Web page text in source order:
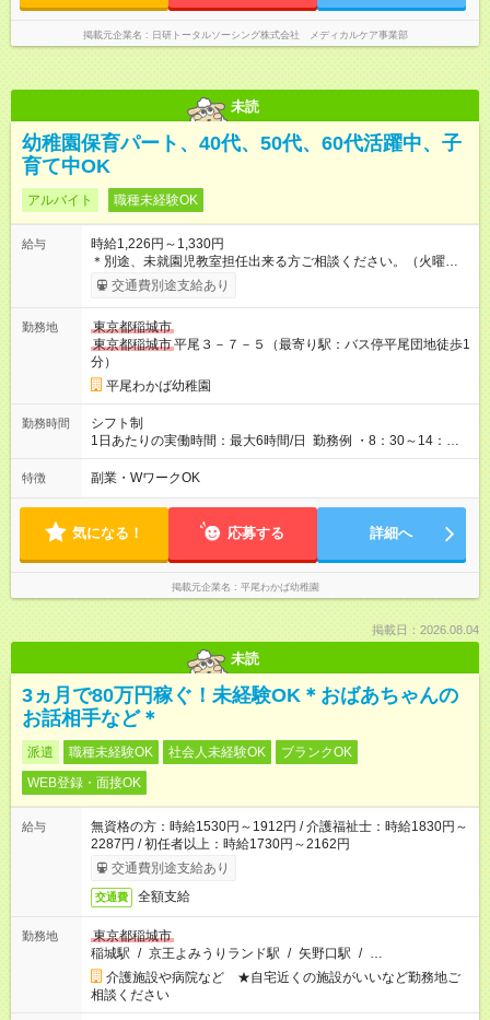
掲載元企業名 日研トータルソーシング株式会社 メディカルケア事業部
未読
幼稚園保育パート、40代、50代、60代活躍中、子
育て中OK
アルバイト 職種未経験OK
給与
時給1,226円～1,330円
＊別途、未就園児教室担任出来る方ご相談ください。（火曜日
＋1～2日） 【試用期間】試用期間なし
交通費別途支給あり
勤務地
東京都稲城市
東京都稲城市平尾３－７－５（最寄り駅：バス停平尾団地徒歩1
分）
平尾わかば幼稚園
勤務時間
シフト制
1日あたりの実働時間：最大6時間/日 勤務例 ・8：30～14：
30（9：00～14：00）（保育補助） ・7：50～13：50（9：30
～15：30）（保育補助＋バス添乗） ・14：00～18：00（14：
りバス添乗（交代制）） ・夏休み等の預かり4～5時間、午前・
午後
特徴 副業・WワークOK
気になる！ 応募する 詳細へ
掲載元企業名 平尾わかば幼稚園
掲載日：2026.08.04
未読
3ヵ月で80万円稼ぐ！未経験OK＊おばあちゃんの
お話相手など＊
派遣 職種未経験OK 社会人未経験OK
ブランクOK
WEB登録・面接OK
給与
無資格の方：時給1530円～1912円 / 介護福祉士：時給1830円～
2287円 / 初任者以上：時給1730円～2162円
交通費別途支給あり
交通費 全額支給
勤務地
東京都稲城市
稲城駅 / 京王よみうりランド駅 / 矢野口駅 / …
介護施設や病院など ★自宅近くの施設がいいなど勤務地ご
相談ください